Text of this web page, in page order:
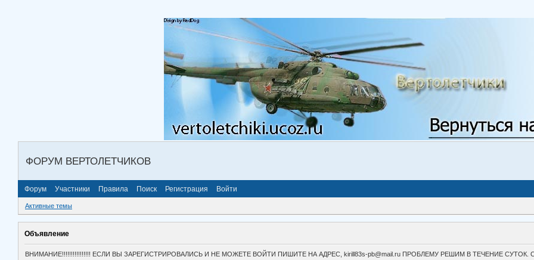
ФОРУМ ВЕРТОЛЕТЧИКОВ
Форум Участники Правила Поиск Регистрация Войти
Активные темы
Объявление
ВНИМАНИЕ!!!!!!!!!!!!!!!! ЕСЛИ ВЫ ЗАРЕГИСТРИРОВАЛИСЬ И НЕ МОЖЕТЕ ВОЙТИ ПИШИТЕ НА АДРЕС, kirill83s-pb@mail.ru ПРОБЛЕМУ РЕШИМ В ТЕЧЕНИЕ